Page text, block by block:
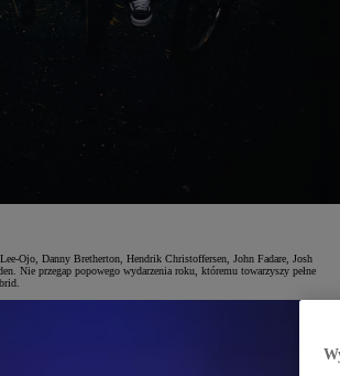
Ojo, Danny Bretherton, Hendrik Christoffersen, John Fadare, Josh
Nie przegap popowego wydarzenia roku, któremu towarzyszy pełne